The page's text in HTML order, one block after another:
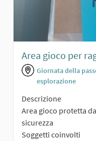
Area gioco per
Giornata della
esplorazione
Descrizione
Area gioco protetta
sicurezza
Soggetti coinvolti